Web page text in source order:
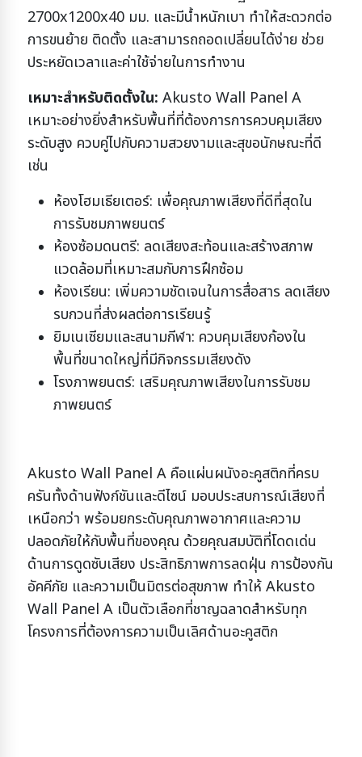
2700x1200x40 มม. และมีน้ำหนักเบา ทำให้สะดวกต่อ
การขนย้าย ติดตั้ง และสามารถถอดเปลี่ยนได้ง่าย ช่วย
ประหยัดเวลาและค่าใช้จ่ายในการทำงาน
เหมาะสำหรับติดตั้งใน: Akusto Wall Panel A
เหมาะอย่างยิ่งสำหรับพื้นที่ที่ต้องการการควบคุมเสียง
ระดับสูง ควบคู่ไปกับความสวยงามและสุขอนักษณะที่ดี
เช่น
ห้องโฮมเธียเตอร์: เพื่อคุณภาพเสียงที่ดีที่สุดใน
การรับชมภาพยนตร์
ห้องซ้อมดนตรี: ลดเสียงสะท้อนและสร้างสภาพ
แวดล้อมที่เหมาะสมกับการฝึกซ้อม
ห้องเรียน: เพิ่มความชัดเจนในการสื่อสาร ลดเสียง
รบกวนที่ส่งผลต่อการเรียนรู้
ยิมเนเซียมและสนามกีฬา: ควบคุมเสียงก้องใน
พื้นที่ขนาดใหญ่ที่มีกิจกรรมเสียงดัง
โรงภาพยนตร์: เสริมคุณภาพเสียงในการรับชม
ภาพยนตร์
Akusto Wall Panel A คือแผ่นผนังอะคูสติกที่ครบ
ครันทั้งด้านฟังก์ชันและดีไซน์ มอบประสบการณ์เสียงที่
เหนือกว่า พร้อมยกระดับคุณภาพอากาศและความ
ปลอดภัยให้กับพื้นที่ของคุณ ด้วยคุณสมบัติที่โดดเด่น
ด้านการดูดซับเสียง ประสิทธิภาพการลดฝุ่น การป้องกัน
อัคคีภัย และความเป็นมิตรต่อสุขภาพ ทำให้ Akusto
Wall Panel A เป็นตัวเลือกที่ชาญฉลาดสำหรับทุก
โครงการที่ต้องการความเป็นเลิศด้านอะคูสติก